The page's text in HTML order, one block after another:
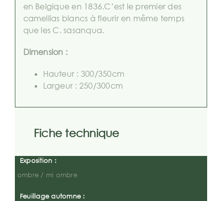
en Belgique en 1836.C’est le premier des
camellias blancs à fleurir en même temps
que les C. sasanqua.
Dimension :
Hauteur : 300/350cm
Largeur : 250/300cm
Fiche technique
Exposition :
ombre / mi ombre
Feuillage automne :